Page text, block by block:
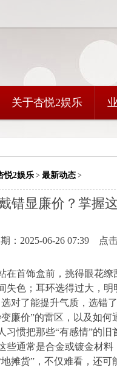
关于杏悦2娱乐
悦2娱乐 > 最新动态 >
错显廉价？掌握
：2025-06-26 07:39 点
在首饰盒前，挑得眼花
失色；耳环选得过大，明
选对了能提升气质，选错
变廉价”的雷区，以及如何
习惯把那些“有感情”的
些通常是合金或镀金材
地摊货”，不仅难看，还